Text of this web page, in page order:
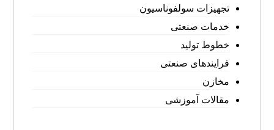
تجهیزات سولفوناسیون
خدمات صنعتی
خطوط تولید
فرایندهای صنعتی
مخازن
مقالات آموزشی